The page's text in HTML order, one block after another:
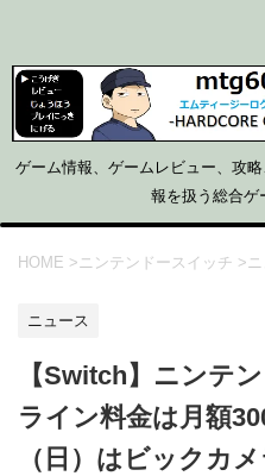
ゲーム情報、ゲームレビュー、攻
報を扱う総合ゲ
HOME > ニンテンドースイッチ >
ニュース
【Switch】ニンテ
ライン料金は月額
（日）はビックカ